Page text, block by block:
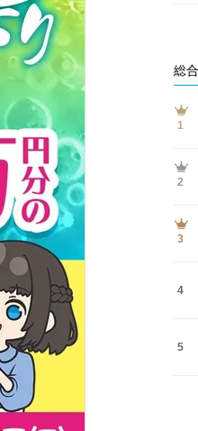
総
1
2
3
4
5